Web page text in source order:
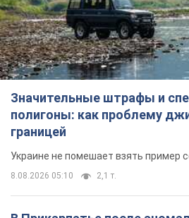
Украине не помешает взять пример
8.08.2026 05:10 2,1 т.
В Прикарпатье после
жары прошел сильный
дороги превратились в
Непогода обрушилась на Ивано-
Женщине начислили 729